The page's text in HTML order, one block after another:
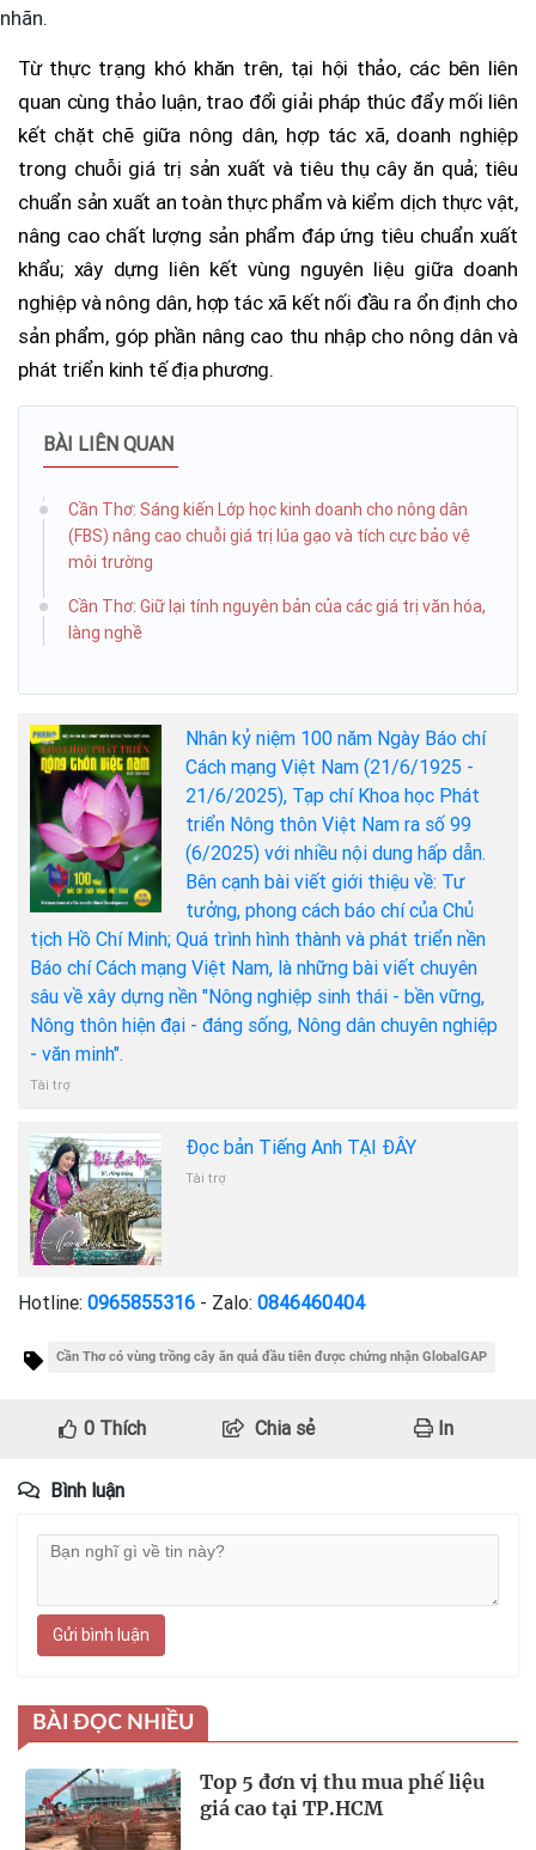
nhãn.
Từ thực trạng khó khăn trên, tại hội thảo, các bên liên
quan cùng thảo luận, trao đổi giải pháp thúc đẩy mối liên
kết chặt chẽ giữa nông dân, hợp tác xã, doanh nghiệp
trong chuỗi giá trị sản xuất và tiêu thụ cây ăn quả; tiêu
chuẩn sản xuất an toàn thực phẩm và kiểm dịch thực vật,
nâng cao chất lượng sản phẩm đáp ứng tiêu chuẩn xuất
khẩu; xây dựng liên kết vùng nguyên liệu giữa doanh
nghiệp và nông dân, hợp tác xã kết nối đầu ra ổn định cho
sản phẩm, góp phần nâng cao thu nhập cho nông dân và
phát triển kinh tế địa phương.
BÀI LIÊN QUAN
Cần Thơ: Sáng kiến Lớp học kinh doanh cho nông dân
(FBS) nâng cao chuỗi giá trị lúa gạo và tích cực bảo vệ
môi trường
Cần Thơ: Giữ lại tính nguyên bản của các giá trị văn hóa,
làng nghề
Nhân kỷ niệm 100 năm Ngày Báo chí
Cách mạng Việt Nam (21/6/1925 -
21/6/2025), Tạp chí Khoa học Phát
triển Nông thôn Việt Nam ra số 99
(6/2025) với nhiều nội dung hấp dẫn.
Bên cạnh bài viết giới thiệu về: Tư
tưởng, phong cách báo chí của Chủ
tịch Hồ Chí Minh; Quá trình hình thành và phát triển nền
Báo chí Cách mạng Việt Nam, là những bài viết chuyên
sâu về xây dựng nền "Nông nghiệp sinh thái - bền vững,
Nông thôn hiện đại - đáng sống, Nông dân chuyên nghiệp
- văn minh".
Tài trợ
Đọc bản Tiếng Anh TẠI ĐÂY
Tài trợ
Hotline: 0965855316 - Zalo: 0846460404
Cần Thơ có vùng trồng cây ăn quả đầu tiên được chứng nhận GlobalGAP
0Thích Chia sẻ In
Bình luận
Gửi bình luận
BÀI ĐỌC NHIỀU
Top 5 đơn vị thu mua phế liệu
giá cao tại TP.HCM